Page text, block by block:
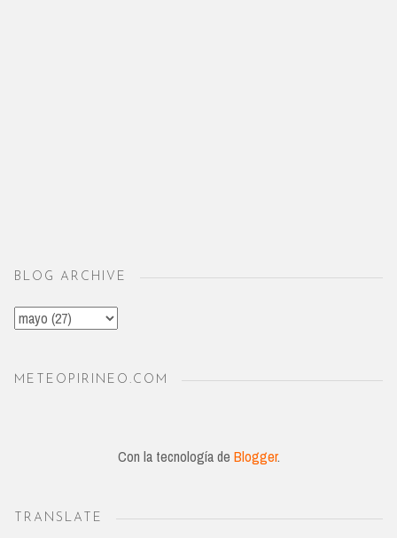
BLOG ARCHIVE
METEOPIRINEO.COM
Con la tecnología de Blogger.
TRANSLATE